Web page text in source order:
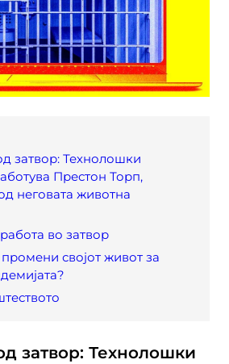
затвор: Технолошки
Престон Торп,
неговата животна
во затвор
својот живот за
затвор: Технолошки